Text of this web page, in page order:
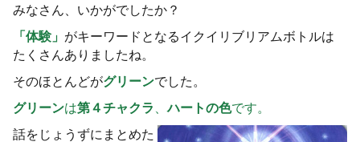
みなさん、いかがでしたか？
「体験」 がキーワードとなるイクイリブリアムボトルは
たくさんありましたね。
そのほとんどがグリーンでした。
グリーンは第４チャクラ 、ハートの色です。
話をじょうずにまとめた